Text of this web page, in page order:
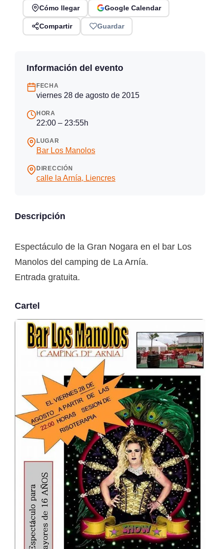
Cómo llegar Google Calendar
Compartir Guardar
Información del evento
FECHA
viernes 28 de agosto de 2015
HORA
22:00 – 23:55h
LUGAR
Bar Los Manolos
DIRECCIÓN
calle la Arnía, Liencres
Descripción
Espectáculo de la Gran Nogara en el bar Los
Manolos del camping de La Arnía.
Entrada gratuita.
Cartel